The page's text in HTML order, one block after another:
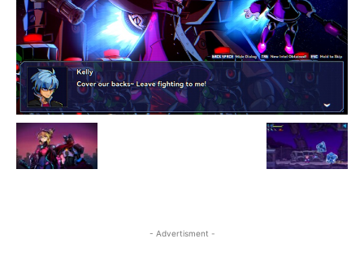
- Advertisment -